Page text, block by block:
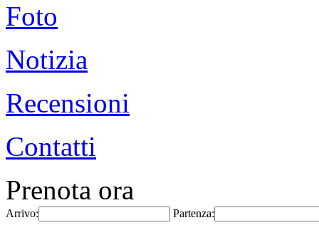
Foto
Notizia
Recensioni
Contatti
Prenota ora
Arrivo: Partenza: